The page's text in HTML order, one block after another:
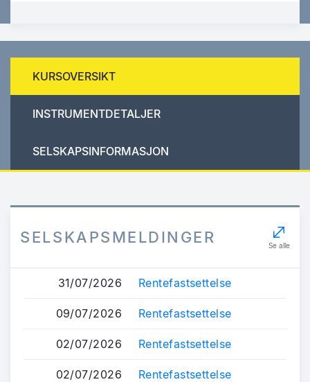
KURSOVERSIKT
INSTRUMENTDETALJER
SELSKAPSINFORMASJON
SELSKAPSMELDINGER Se alle
31/07/2026 Rentefastsettelse
09/07/2026 Rentefastsettelse
02/07/2026 Rentefastsettelse
02/07/2026 Rentefastsettelse